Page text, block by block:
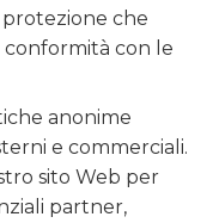
che
con le
anonime
e commerciali.
sito Web per
partner,